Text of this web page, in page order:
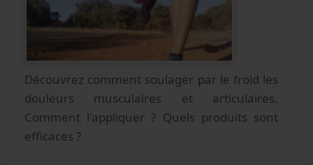
Découvrez comment soulager par le froid les
douleurs musculaires et articulaires.
Comment l'appliquer ? Quels produits sont
efficaces ?